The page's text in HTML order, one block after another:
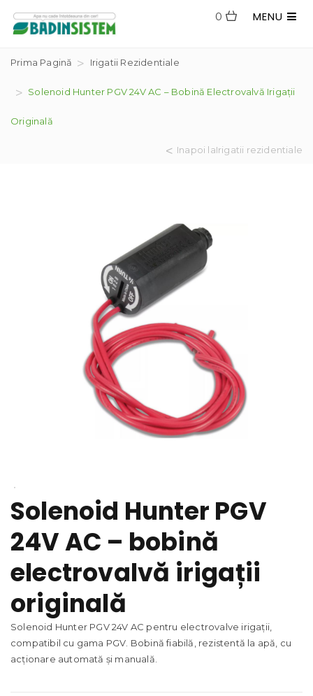
MENU
0
Prima Pagină Irigatii Rezidentiale
Solenoid Hunter PGV 24V AC – Bobină Electrovalvă Irigații
Originală
Inapoi laIrigatii rezidentiale
Solenoid Hunter PGV
24V AC – bobină
electrovalvă irigații
originală
Solenoid Hunter PGV 24V AC pentru electrovalve irigații,
compatibil cu gama PGV. Bobină fiabilă, rezistentă la apă, cu
acționare automată și manuală.